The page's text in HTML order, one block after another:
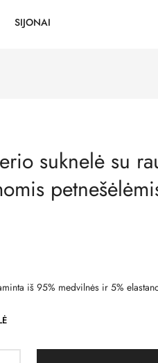
SIJONAI
suknelė su
iš 95% medvilnės ir 5%